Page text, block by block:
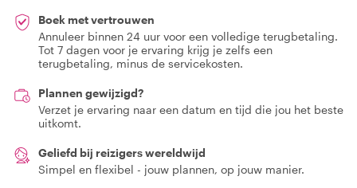
Boek met vertrouwen
Annuleer binnen 24 uur voor een volledige terugbetaling.
Tot 7 dagen voor je ervaring krijg je zelfs een
terugbetaling, minus de servicekosten.
Plannen gewijzigd?
Verzet je ervaring naar een datum en tijd die jou het beste
uitkomt.
Geliefd bij reizigers wereldwijd
Simpel en flexibel - jouw plannen, op jouw manier.